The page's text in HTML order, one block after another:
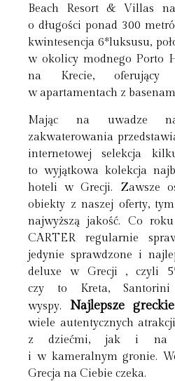
Beach Resort & Villas
o długości ponad 300
kwintesencja 6*luksusu,
w okolicy modnego Porto
na Krecie, oferujący
w apartamentach z
Mając na uwadze
zakwaterowania
internetowej selekcja
to wyjątkowa kolekcja
hoteli w Grecji. Zawsze
obiekty z naszej oferty,
najwyższą jakość. Co
CARTER regularnie
jedynie sprawdzone i
deluxe w Grecji , czyli
czy to Kreta,
wyspy. Najlepsze greckie
wiele autentycznych
z dziećmi, jak i na
i w kameralnym gronie.
Grecja na Ciebie czeka.